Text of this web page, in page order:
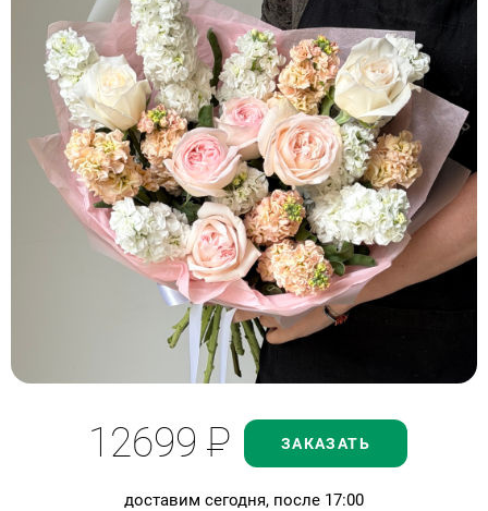
12699Р ЗАКАЗАТЬ
доставим сегодня, после 17:00